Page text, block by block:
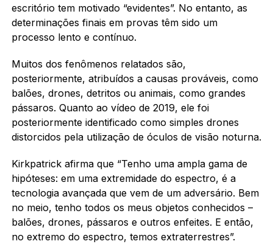
escritório tem motivado “evidentes”. No entanto, as
determinações finais em provas têm sido um
processo lento e contínuo.
Muitos dos fenômenos relatados são,
posteriormente, atribuídos a causas prováveis, como
balões, drones, detritos ou animais, como grandes
pássaros. Quanto ao vídeo de 2019, ele foi
posteriormente identificado como simples drones
distorcidos pela utilização de óculos de visão noturna.
Kirkpatrick afirma que “Tenho uma ampla gama de
hipóteses: em uma extremidade do espectro, é a
tecnologia avançada que vem de um adversário. Bem
no meio, tenho todos os meus objetos conhecidos –
balões, drones, pássaros e outros enfeites. E então,
no extremo do espectro, temos extraterrestres”.